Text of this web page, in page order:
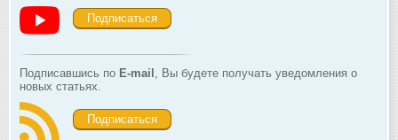
Подписаться
Подписавшись по E-mail , Вы будете получать уведомления о
новых статьях.
Подписаться